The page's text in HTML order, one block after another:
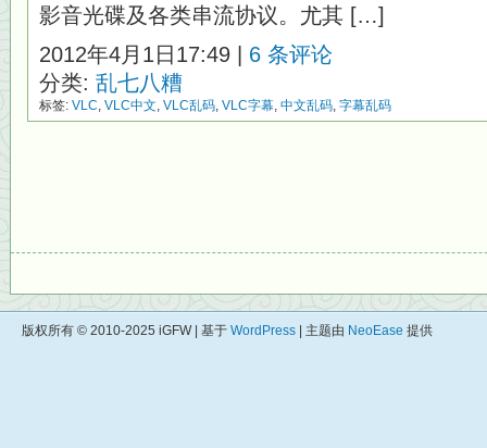
影音光碟及各类串流协议。尤其 […]
2012年4月1日17:49 | 6 条评论
分类: 乱七八糟
标签: VLC, VLC中文, VLC乱码, VLC字幕, 中文乱码, 字幕乱码
版权所有 © 2010-2025 iGFW | 基于 WordPress | 主题由 NeoEase 提供